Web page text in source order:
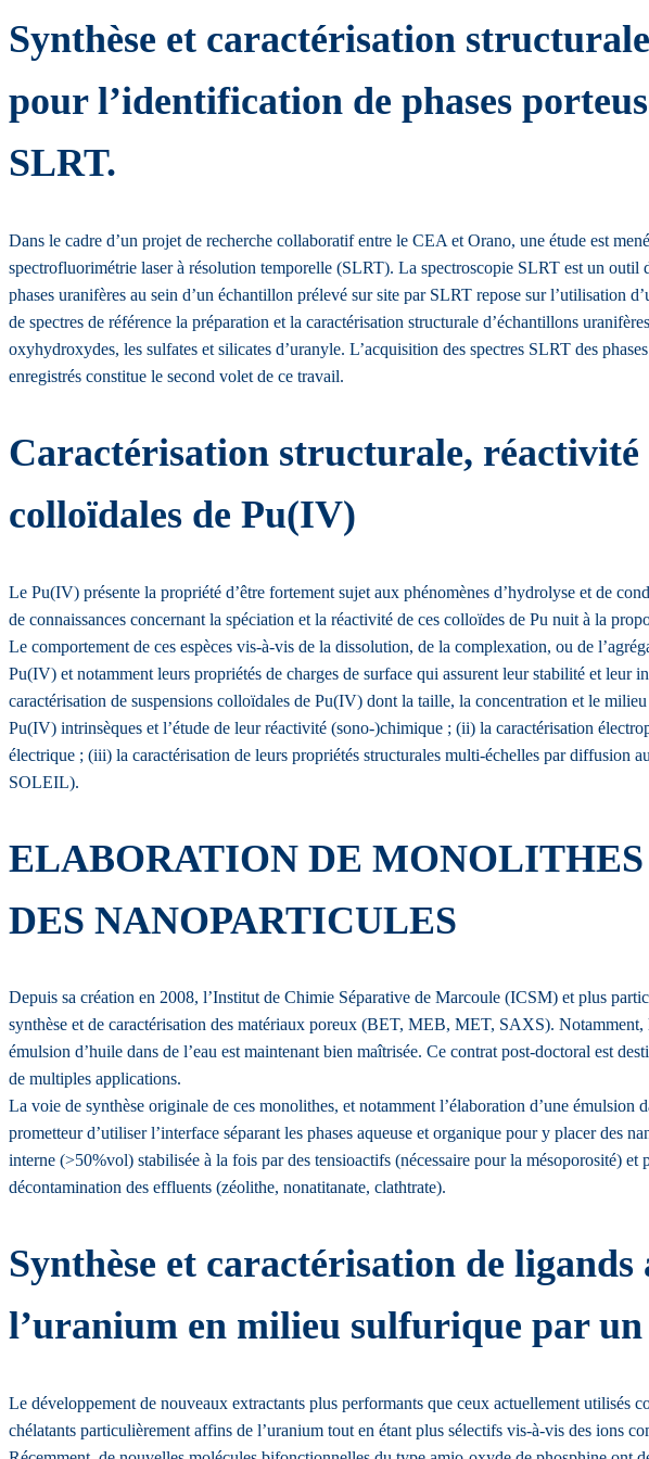
Synthèse et caractérisation
pour l’identification de phases
SLRT.
Dans le cadre d’un projet de recherche collaboratif entre le CEA et Orano, une étude est
spectrofluorimétrie laser à résolution temporelle (SLRT). La spectroscopie SLRT est un
phases uranifères au sein d’un échantillon prélevé sur site par SLRT repose sur l’utilisation
de spectres de référence la préparation et la caractérisation structurale d’échantillons
oxyhydroxydes, les sulfates et silicates d’uranyle. L’acquisition des spectres SLRT des
enregistrés constitue le second volet de ce travail.
Caractérisation structurale, réactivité
colloïdales de Pu(IV)
Le Pu(IV) présente la propriété d’être fortement sujet aux phénomènes d’hydrolyse et de
de connaissances concernant la spéciation et la réactivité de ces colloïdes de Pu nuit à la
Le comportement de ces espèces vis-à-vis de la dissolution, de la complexation, ou de
Pu(IV) et notamment leurs propriétés de charges de surface qui assurent leur stabilité et
caractérisation de suspensions colloïdales de Pu(IV) dont la taille, la concentration et le
Pu(IV) intrinsèques et l’étude de leur réactivité (sono-)chimique ; (ii) la caractérisation
électrique ; (iii) la caractérisation de leurs propriétés structurales multi-échelles par
SOLEIL).
ELABORATION DE
DES NANOPARTICULES
Depuis sa création en 2008, l’Institut de Chimie Séparative de Marcoule (ICSM) et plus
synthèse et de caractérisation des matériaux poreux (BET, MEB, MET, SAXS).
émulsion d’huile dans de l’eau est maintenant bien maîtrisée. Ce contrat post-doctoral est
de multiples applications.
La voie de synthèse originale de ces monolithes, et notamment l’élaboration d’une
prometteur d’utiliser l’interface séparant les phases aqueuse et organique pour y placer des
interne (>50%vol) stabilisée à la fois par des tensioactifs (nécessaire pour la mésoporosité)
décontamination des effluents (zéolithe, nonatitanate, clathtrate).
Synthèse et caractérisation de
l’uranium en milieu sulfurique par
Le développement de nouveaux extractants plus performants que ceux actuellement utilisés
chélatants particulièrement affins de l’uranium tout en étant plus sélectifs vis-à-vis des ions